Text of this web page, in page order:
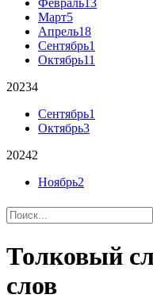
Февраль13
Март5
Апрель18
Сентябрь1
Октябрь11
20234
Сентябрь1
Октябрь3
20242
Ноябрь2
Толковый
слов